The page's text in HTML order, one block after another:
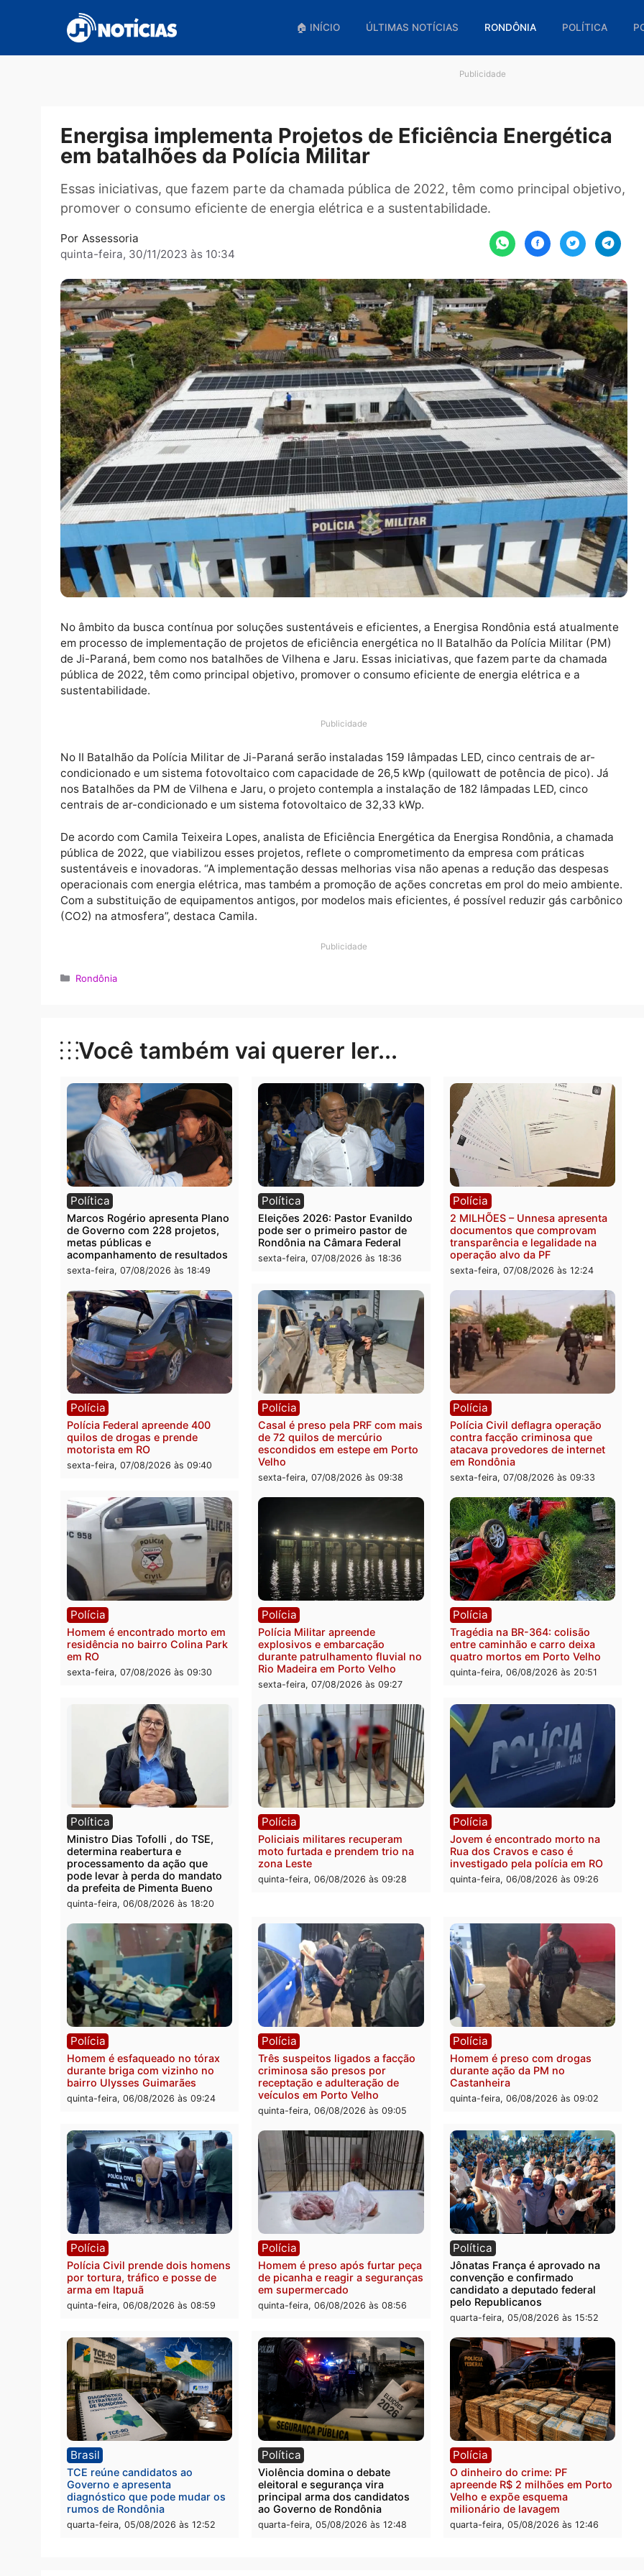
conteúdo
🏠 INÍCIO ÚLTIMAS NOTÍCIAS RONDÔNIA
Energisa implementa Projetos de Eficiência
em batalhões da Polícia Militar
Essas iniciativas, que fazem parte da chamada pública de 2022, têm como principal
promover o consumo eficiente de energia elétrica e a sustentabilidade.
Assessoria
quinta-feira, 30/11/2023 às 10:34
No âmbito da busca contínua por soluções sustentáveis e eficientes, a Energisa Rondônia está
de Ji-Paraná, bem como nos batalhões de Vilhena e Jaru. Essas iniciativas, que fazem parte da
pública de 2022, têm como principal objetivo, promover o consumo eficiente de energia elétrica e a
sustentabilidade.
Publicidade
No II Batalhão da Polícia Militar de Ji-Paraná serão instaladas 159 lâmpadas LED, cinco centrais de
condicionado e um sistema fotovoltaico com capacidade de 26,5 kWp (quilowatt de potência de
nos Batalhões da PM de Vilhena e Jaru, o projeto contempla a instalação de 182 lâmpadas LED,
centrais de ar-condicionado e um sistema fotovoltaico de 32,33 kWp.
pública de 2022, que viabilizou esses projetos, reflete o comprometimento da empresa com práticas
operacionais com energia elétrica, mas também a promoção de ações concretas em prol do meio
Publicidade
Categorias
Rondônia
Você também vai querer ler...
Política
Marcos Rogério apresenta Plano
de Governo com 228 projetos,
metas públicas e
acompanhamento de resultados
sexta-feira, 07/08/2026 às 18:49
Política
Eleições 2026: Pastor Evanildo
pode ser o primeiro pastor de
Rondônia na Câmara Federal
sexta-feira, 07/08/2026 às 18:36
Polícia
2 MILHÕES – Unnesa
documentos que
transparência e legalidade
operação alvo da PF
Polícia
Polícia Federal apreende 400
quilos de drogas e prende
motorista em RO
sexta-feira, 07/08/2026 às 09:40
Polícia
Casal é preso pela PRF com mais
de 72 quilos de mercúrio
escondidos em estepe em Porto
Velho
sexta-feira, 07/08/2026 às 09:38
Polícia
Polícia Civil deflagra
contra facção criminosa
sexta-feira, 07/08/2026 às
Polícia
Homem é encontrado morto em
residência no bairro Colina Park
em RO
sexta-feira, 07/08/2026 às 09:30
Polícia
Polícia Militar apreende
explosivos e embarcação
durante patrulhamento fluvial no
Rio Madeira em Porto Velho
sexta-feira, 07/08/2026 às 09:27
Polícia
quatro mortos em Porto
quinta-feira, 06/08/2026 às
Política
Ministro Dias Tofolli , do TSE,
determina reabertura e
processamento da ação que
pode levar à perda do mandato
da prefeita de Pimenta Bueno
Polícia
Policiais militares recuperam
moto furtada e prendem trio na
zona Leste
quinta-feira, 06/08/2026 às 09:28
Polícia
Rua dos Cravos e caso é
investigado pela polícia
quinta-feira, 06/08/2026 às
Polícia
Homem é esfaqueado no tórax
durante briga com vizinho no
bairro Ulysses Guimarães
Polícia
Três suspeitos ligados a facção
criminosa são presos por
receptação e adulteração de
quinta-feira, 06/08/2026 às 09:05
Polícia
Homem é preso com
durante ação da PM no
Castanheira
Polícia
Polícia Civil prende dois homens
por tortura, tráfico e posse de
Polícia
Homem é preso após furtar peça
de picanha e reagir a seguranças
Política
Jônatas França é
convenção e confirmado